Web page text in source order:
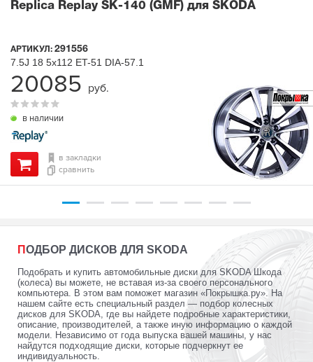
Replica Replay SK-140 (GMF) для SKODA
АРТИКУЛ: 291556
в наличии
7.5J 18 5x112 ET-51 DIA-57.1
в закладки
сравнить
20085 руб.
ПОДБОР ДИСКОВ ДЛЯ SKODA
Подобрать и купить автомобильные диски для SKODA Шкода
(колеса) вы можете, не вставая из-за своего персонального
компьютера. В этом вам поможет магазин «Покрышка.ру». На
нашем сайте есть специальный раздел — подбор колесных
дисков для SKODA, где вы найдете подробные характеристики,
описание, производителей, а также иную информацию о каждой
модели. Независимо от года выпуска вашей машины, у нас
найдутся подходящие диски, которые подчеркнут ее
индивидуальность.